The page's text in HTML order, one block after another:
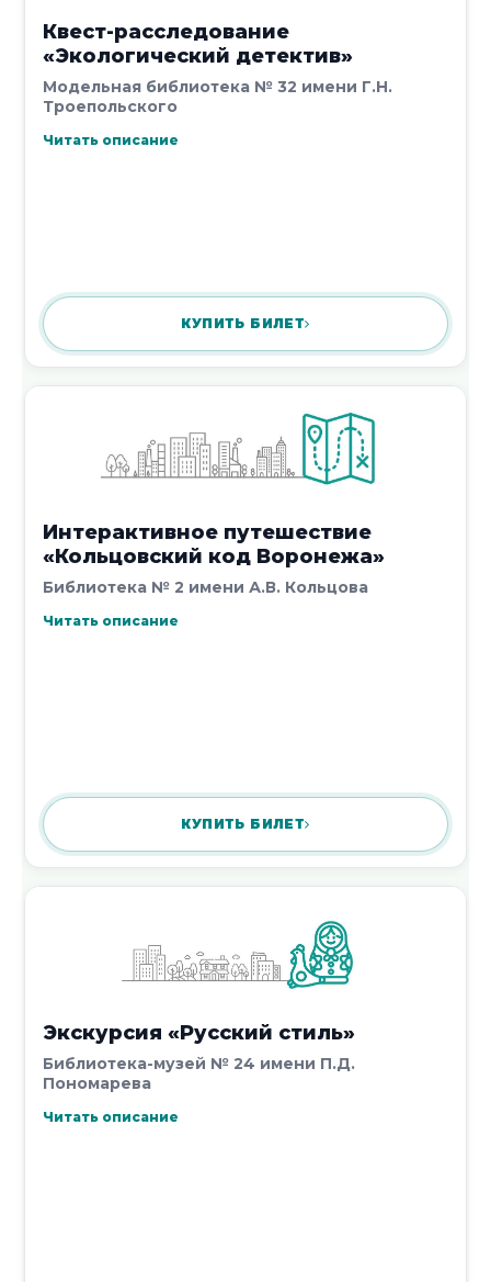
Квест-расследование
«Экологический детектив»
Модельная библиотека № 32 имени Г.Н.
Троепольского
Читать описание
КУПИТЬ БИЛЕТ
Интерактивное путешествие
«Кольцовский код Воронежа»
Библиотека № 2 имени А.В. Кольцова
Читать описание
КУПИТЬ БИЛЕТ
Экскурсия «Русский стиль»
Библиотека-музей № 24 имени П.Д.
Пономарева
Читать описание